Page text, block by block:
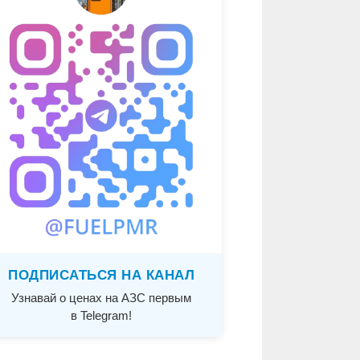
ПОДПИСАТЬСЯ НА КАНАЛ
Узнавай о ценах на АЗС первым
в Telegram!